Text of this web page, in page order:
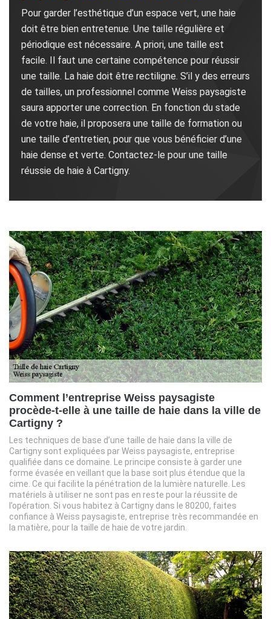
Pour garder l’esthétique d’un espace vert, une haie
doit être bien entretenue. Une taille régulière et
périodique est nécessaire. A priori, une taille est
facile. Il faut une certaine compétence pour réussir
une taille. La haie doit être rectiligne. S’il y des erreurs
de tailles, un professionnel comme Weiss paysagiste
saura apporter une correction. En fonction du stade
de votre haie, il proposera une taille de formation ou
une taille d’entretien, pour que vous bénéficier d’une
haie dense et verte. Contactez-le pour une taille
réussie de haie à Cartigny.
Comment l’entreprise Weiss paysagiste
procède-t-elle à une taille de haie dans la ville de
Cartigny ?
Les techniques de base d’une taille de haie dans la ville de
Cartigny sont expliquées par Weiss paysagiste, entreprise
qualifiée dans ce domaine. Le principe consiste à garder une
forme évasée en veillant que la base soit plus étendue que la
cime. Ce qui facilite la pénétration de la lumière naturelle. Les
matériels à utiliser ne sont pas en reste pour la réussite de
l’opération. Si vous habitez à Cartigny dans le 80200, faites
confiance à Weiss paysagiste, entreprise très recommandée en
la matière, pour la taille de haie de votre jardin.